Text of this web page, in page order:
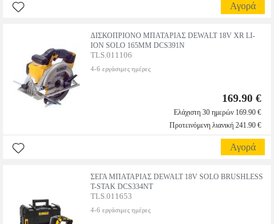
Αγορά
ΔΙΣΚΟΠΡΙΟΝΟ ΜΠΑΤΑΡΙΑΣ DEWALT 18V XR LI-
ION SOLO 165MM DCS391N
TLS.011106
4-6 εργάσιμες ημέρες
169.90 €
Ελάχιστη 30 ημερών 169.90 €
Προτεινόμενη λιανική 241.90 €
Αγορά
ΣΕΓΑ ΜΠΑΤΑΡΙΑΣ DEWALT 18V SOLO BRUSHLESS
T-STAK DCS334NT
TLS.011653
4-6 εργάσιμες ημέρες